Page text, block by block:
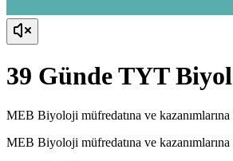
39 Günde TYT
MEB Biyoloji müfredatına ve
MEB Biyoloji müfredatına ve